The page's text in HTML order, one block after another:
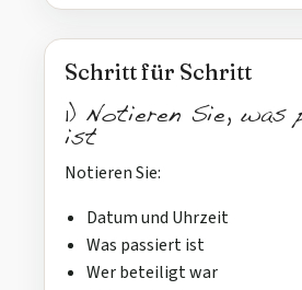
Schritt für Schritt
1) Notieren Sie, was
ist
Notieren Sie:
Datum und Uhrzeit
Was passiert ist
Wer beteiligt war